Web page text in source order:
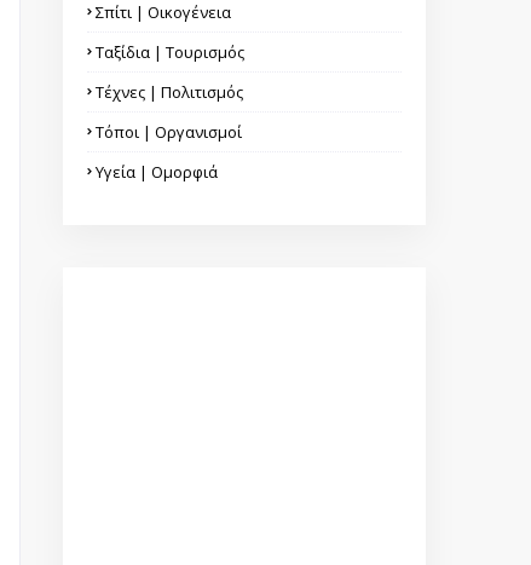
Σπίτι | Οικογένεια
Ταξίδια | Τουρισμός
Τέχνες | Πολιτισμός
Τόποι | Οργανισμοί
Υγεία | Ομορφιά